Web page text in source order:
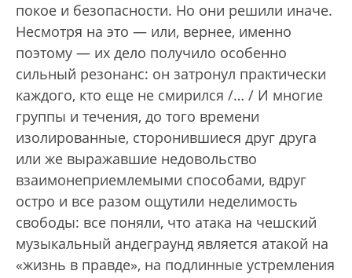
покое и безопасности. Но они решили иначе.
Несмотря на это — или, вернее, именно
поэтому — их дело получило особенно
сильный резонанс: он затронул практически
каждого, кто еще не смирился /… / И многие
группы и течения, до того времени
изолированные, сторонившиеся друг друга
или же выражавшие недовольство
взаимонеприемлемыми способами, вдруг
остро и все разом ощутили неделимость
свободы: все поняли, что атака на чешский
музыкальный андеграунд является атакой на
«жизнь в правде», на подлинные устремления